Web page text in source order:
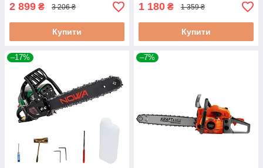
2 899 ₴ 3 206 ₴
Купити
1 180 ₴ 1 359 ₴
Купити
–17% –7%